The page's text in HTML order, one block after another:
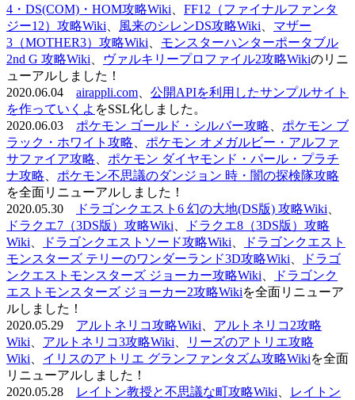
4・DS(COM)・HOM攻略Wiki
FF12（ファイナルファンタ
ジー12）攻略Wiki
風来のシレンDS攻略Wiki
マザー
3（MOTHER3）攻略Wiki
モンスターハンターポータブル
2nd G 攻略Wiki
ヴァルキリープロファイル2攻略Wikiのリニ
ューアルしました！
2020.06.04 airappli.com
公開APIを利用したサンプルサイト
を作っていくよ をSSL化しました。
2020.06.03 ポケモン ゴールド・シルバー攻略
ポケモン ブ
ラック・ホワイト攻略
ポケモン オメガルビー・アルファ
サファイア攻略
ポケモン ダイヤモンド・パール・プラチ
ナ攻略
ポケモン不思議のダンジョン 時・闇の探検隊攻略
を全面リニューアルしました！
2020.05.30
ドラゴンクエスト6 幻の大地(DS版) 攻略Wiki
ドラクエ7（3DS版）攻略Wiki
ドラクエ8（3DS版）攻略
Wiki
ドラゴンクエストソード攻略Wiki
ドラゴンクエスト
モンスターズ テリーのワンダーランド3D攻略Wiki
ドラゴ
ンクエストモンスターズ ジョーカー攻略Wiki
ドラゴンク
エストモンスターズ ジョーカー2攻略Wikiを全面リニューア
ルしました！
2020.05.29 アルトネリコ攻略Wiki
アルトネリコ2攻略
Wiki
アルトネリコ3攻略Wiki
リーズのアトリエ攻略
Wiki
イリスのアトリエ グランファンタズム攻略Wikiを全面
リニューアルしました！
2020.05.28
レイトン教授と不思議な町攻略Wiki
レイトン